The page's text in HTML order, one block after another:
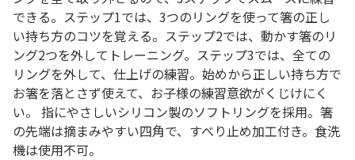
できる。ステップ1では、3つのリングを使って箸の正し
い持ち方のコツを覚える。ステップ2では、動かす箸のリ
ング2つを外してトレーニング。ステップ3では、全ての
リングを外して、仕上げの練習。始めから正しい持ち方で
お箸を落とさず使えて、お子様の練習意欲がくじけにく
い。 指にやさしいシリコン製のソフトリングを採用。箸
の先端は摘まみやすい四角で、すべり止め加工付き。食洗
機は使用不可。